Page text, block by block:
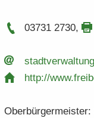
03731 2730,
http:/​/​